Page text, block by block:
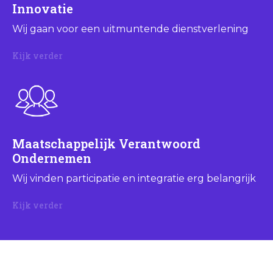
Innovatie
Wij gaan voor een uitmuntende dienstverlening
Kijk verder
Maatschappelijk Verantwoord
Ondernemen
Wij vinden participatie en integratie erg belangrijk
Kijk verder